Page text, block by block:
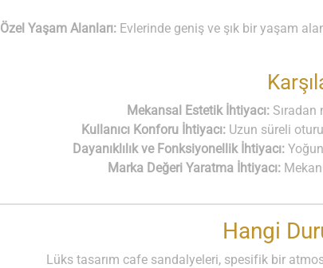
Özel Yaşam Alanları:Evlerinde geniş ve şık bir yaşam
Mekansal Estetik İhtiyacı:
Kullanıcı Konforu İhtiyacı: Uzun süreli
Dayanıklılık ve Fonksiyonellik İhtiyacı:
Marka Değeri Yaratma İhtiyacı:
Hangi
Lüks tasarım cafe sandalyeleri, spesifik bir